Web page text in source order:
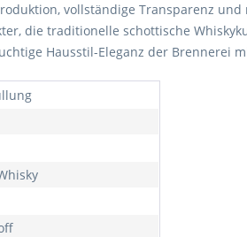
vollständige Transparenz
die traditionelle schottische
Hausstil-Eleganz der Brennerei